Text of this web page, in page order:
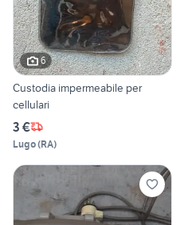
6
Custodia impermeabile per
cellulari
3 €
Lugo(RA)